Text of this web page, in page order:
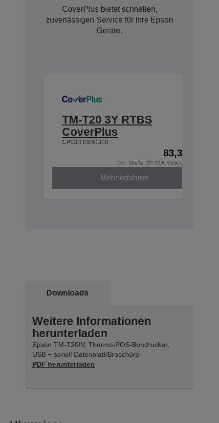
CoverPlus bietet schnellen,
zuverlässigen Service für Ihre Epson
Geräte.
TM-T20 3Y RTBS
CoverPlus
CP03RTBSCB10
83,30 €
inkl. MwSt. (70,00 € ohne MwSt.)
Mehr erfahren
Downloads
Weitere Informationen
herunterladen
Epson TM-T20IV, Thermo-POS-Bondrucker,
USB + seriell Datenblatt/Broschüre
PDF herunterladen